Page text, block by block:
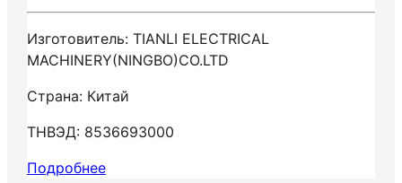
Изготовитель: TIANLI ELECTRICAL
MACHINERY(NINGBO)CO.LTD
Страна: Китай
ТНВЭД: 8536693000
Подробнее